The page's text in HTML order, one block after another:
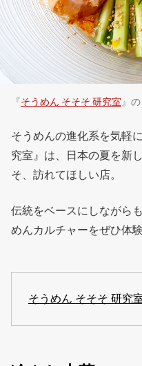
『そうめん そそそ 研究室 』
そうめんの進化系を気軽
究室』は、日本の夏を新
そ、訪れてほしい店。
伝統をベースにしながら
めんカルチャーをぜひ体
そうめん そそそ 研究